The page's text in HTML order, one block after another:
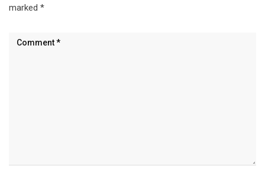
marked *